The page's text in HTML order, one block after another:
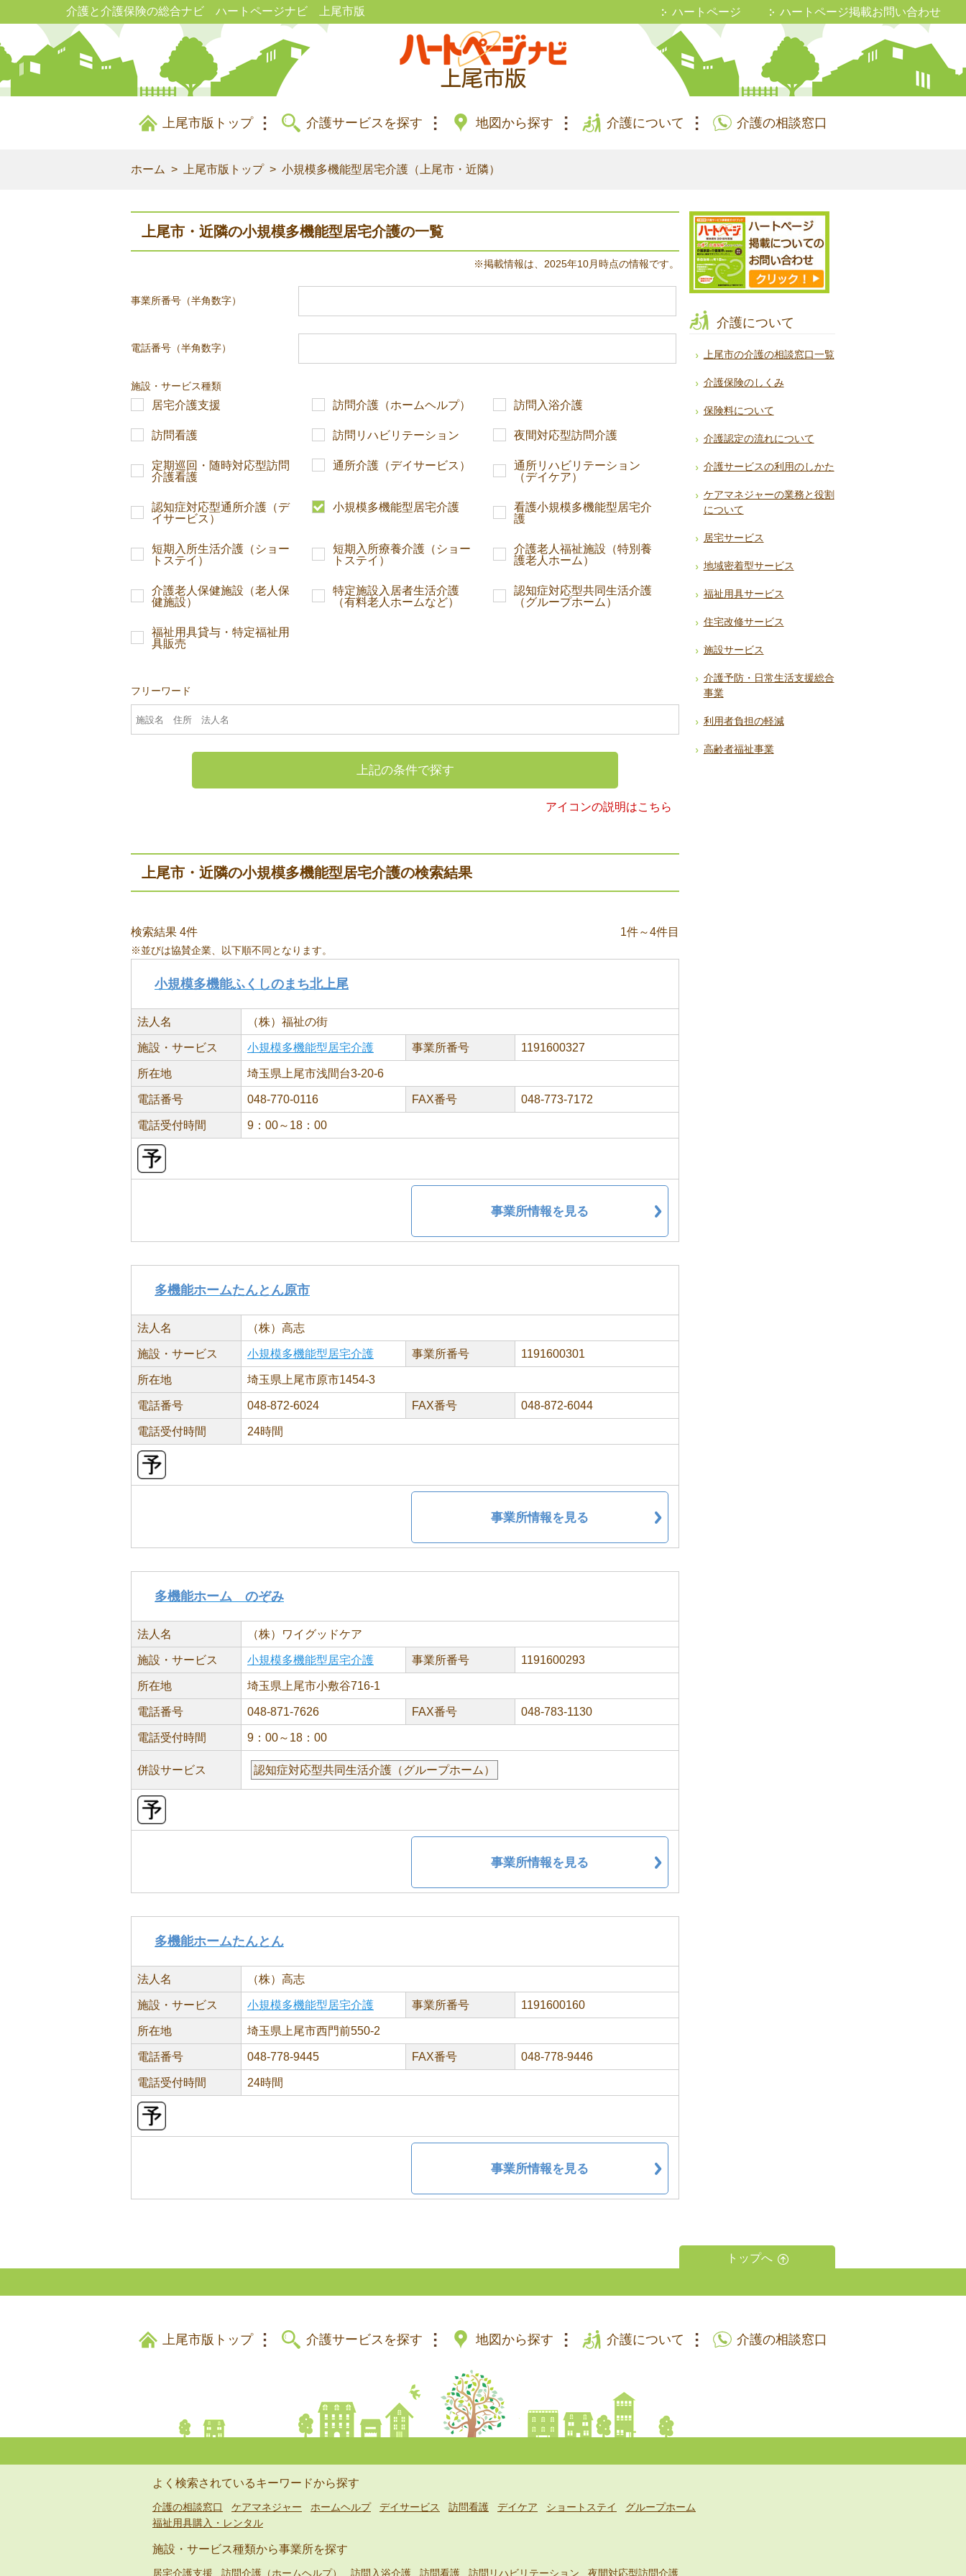
介護と介護保険の総合ナビ ハートページナビ 上尾市版 ハートページ ハートページ掲載お問い合わせ
上尾市版トップ 介護サービスを探す 地図から探す 介護について 介護の相談窓口
ホーム 上尾市版トップ 小規模多機能型居宅介護（上尾市・近隣）
上尾市・近隣の小規模多機能型居宅介護の一覧
※掲載情報は、2025年10月時点の情報です。
事業所番号（半角数字）
電話番号（半角数字）
施設・サービス種類
居宅介護支援 訪問介護（ホームヘルプ） 訪問入浴介護
訪問看護 訪問リハビリテーション 夜間対応型訪問介護
定期巡回・随時対応型訪問
介護看護
通所介護（デイサービス）
通所リハビリテーション
（デイケア）
認知症対応型通所介護（デ
イサービス）
小規模多機能型居宅介護
看護小規模多機能型居宅介
護
短期入所生活介護（ショー
トステイ）
短期入所療養介護（ショー
トステイ）
介護老人福祉施設（特別養
護老人ホーム）
介護老人保健施設（老人保
健施設）
特定施設入居者生活介護
（有料老人ホームなど）
認知症対応型共同生活介護
（グループホーム）
福祉用具貸与・特定福祉用
具販売
フリーワード
上記の条件で探す
アイコンの説明はこちら
上尾市・近隣の小規模多機能型居宅介護の検索結果
検索結果 4件 1件～4件目
※並びは協賛企業、以下順不同となります。
小規模多機能ふくしのまち北上尾
法人名 （株）福祉の街
施設・サービス 小規模多機能型居宅介護 事業所番号 1191600327
所在地 埼玉県上尾市浅間台3-20-6
電話番号 048-770-0116 FAX番号 048-773-7172
電話受付時間 9：00～18：00
事業所情報を見る
多機能ホームたんとん原市
法人名 （株）高志
施設・サービス 小規模多機能型居宅介護 事業所番号 1191600301
所在地 埼玉県上尾市原市1454-3
電話番号 048-872-6024 FAX番号 048-872-6044
電話受付時間 24時間
事業所情報を見る
多機能ホーム のぞみ
法人名 （株）ワイグッドケア
施設・サービス 小規模多機能型居宅介護 事業所番号 1191600293
所在地 埼玉県上尾市小敷谷716-1
電話番号 048-871-7626 FAX番号 048-783-1130
電話受付時間 9：00～18：00
併設サービス 認知症対応型共同生活介護（グループホーム）
事業所情報を見る
多機能ホームたんとん
法人名 （株）高志
施設・サービス 小規模多機能型居宅介護 事業所番号 1191600160
所在地 埼玉県上尾市西門前550-2
電話番号 048-778-9445 FAX番号 048-778-9446
電話受付時間 24時間
事業所情報を見る
介護について
上尾市の介護の相談窓口一覧
介護保険のしくみ
保険料について
介護認定の流れについて
介護サービスの利用のしかた
ケアマネジャーの業務と役割
について
居宅サービス
地域密着型サービス
福祉用具サービス
住宅改修サービス
施設サービス
介護予防・日常生活支援総合
事業
利用者負担の軽減
高齢者福祉事業
トップへ
上尾市版トップ 介護サービスを探す 地図から探す 介護について 介護の相談窓口
よく検索されているキーワードから探す
介護の相談窓口 ケアマネジャー ホームヘルプ デイサービス 訪問看護 デイケア ショートステイ
グループホーム
福祉用具購入・レンタル
施設・サービス種類から事業所を探す
居宅介護支援 訪問介護（ホームヘルプ） 訪問入浴介護 訪問看護 訪問リハビリテーション 夜間対応型訪問介護